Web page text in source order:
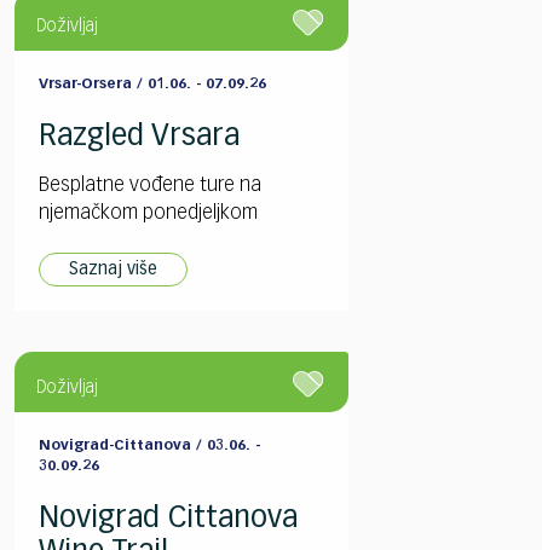
Doživljaj
Vrsar-Orsera / 01.06. - 07.09.26
Razgled Vrsara
Besplatne vođene ture na
njemačkom ponedjeljkom
Saznaj više
Doživljaj
Novigrad-Cittanova / 03.06. -
30.09.26
Novigrad Cittanova